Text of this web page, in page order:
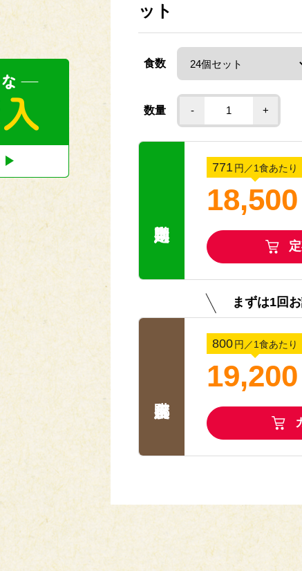
塩分相当量：2.1g
【献立名】 タラの西京焼き
【栄養価】
たんぱく質：12.7g
脂質 ：10.0g
炭水化物 ：14.4g
塩分相当量：1.8g
【アレルゲン(28品目中)】 小麦・乳
【献立名】 ミートボールデミソース
たんぱく質：12.1g
脂質 ：11.7g
炭水化物 ：18.3g
塩分相当量：2.1g
【アレルゲン(28品目中)】 小麦・乳
【献立名】 鶏の柚子胡椒焼き
エネルギー：219kcal
たんぱく質：11.6g
脂質 ：9.9g
塩分相当量：2.2g
【アレルゲン(28品目中)】 小麦
【献立名】 ビーフカレー
脂質 ：10.4g
炭水化物 ：21.3g
塩分相当量：2.2g
【アレルゲン(28品目中)】 小麦・乳
ット
食数
数量 - +
771 円 ／1食あたり
18,500
まずは1回
800円 ／1食あたり
19,200